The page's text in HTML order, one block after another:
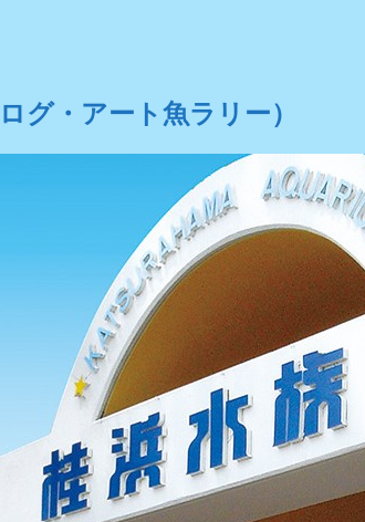
グ・アート魚ラリー）